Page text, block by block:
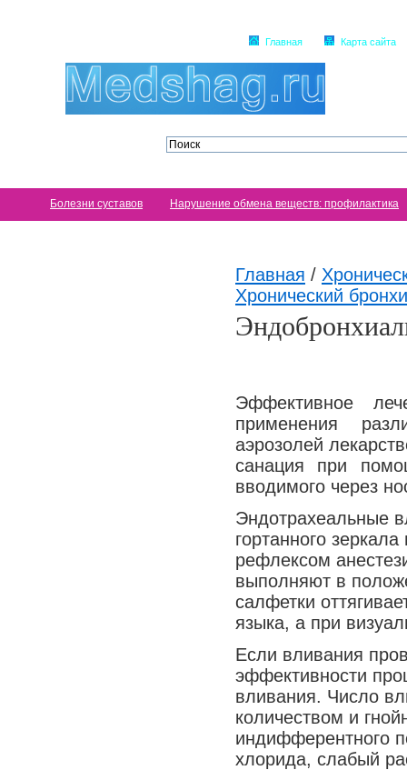
Главная Карта сайта
Болезни суставов Нарушение обмена веществ: профилактика
Главная /
Хронический
Эффективное
применения
аэрозолей
санация при
вводимого через
Эндотрахеальные
гортанного
рефлексом
выполняют в
салфетки
языка, а при
Если вливания
эффективности
вливания. Число
количеством и
индифферентного
хлорида, слабый